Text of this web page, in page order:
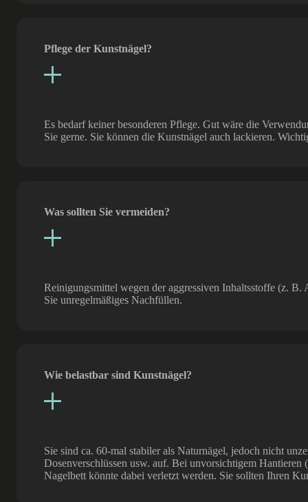
Pflege der Kunstnägel?
Es bedarf keiner besonderen Pflege. Gut wäre die
Sie gerne. Sie können die Kunstnägel auch lackieren.
Was sollten Sie vermeiden?
Reinigungsmittel wegen der aggressiven Inhaltsstoffe (z.
Sie unregelmäßiges Nachfüllen.
Wie belastbar sind Kunstnägel?
Sie sind ca. 60-mal stabiler als Naturnägel, jedoch nicht
Dosenverschlüssen usw. auf. Bei unvorsichtigem
Nagelbett könnte dabei verletzt werden. Sie sollten Ihren